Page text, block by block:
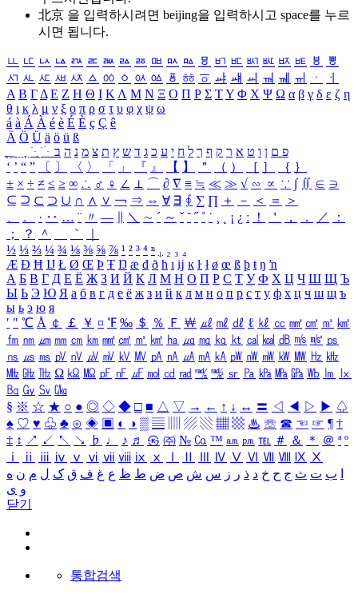
北京 을 입력하시려면 beijing을 입력하시고 space를 누르
시면 됩니다.
ㅥ ㅦ ㅧ ㅨ ㅩ ㅪ ㅫ ㅬ ㅭ ㅮ ㅯ ㅰ ㅱ ㅲ ㅳ ㅴ ㅵ ㅶ ㅷ ㅸ
ㅹ
ㅺ ㅻ ㅼ ㅽ ㅾ ㅿ ㆀ ㆁ ㆂ ㆃ ㆄ ㆅ ㆆ ㆇ ㆈ ㆉ ㆊ ㆋ ㆌ ㆍ
ㆎ
Α Β ΓΔ Ε Ζ Η Θ Ι ΚΛ Μ Ν Ξ Ο Π Ρ Σ ΤΥ Φ Χ Ψ Ω α β γ δ ε ζ η
θ ι κ λ μ ν ξ ο π ρ σ τ υ φ χ ψ ω
á à Á À é è É È ç Ç ê
Ä Ö Ü ä ö ü ß
ִֶֹ ֻּ ׁׂ פ ם ן ו ט א ר ק ף ך ל ח י ע כ ג ד ש ץ ת צ מ נ ה ב
‘ ’ “ ” 〔 〕 〈 〉 「 」 『 』 【 】 ＂ （ ） ［ ］ ｛ ｝
± × ÷ ≠ ≤ ≥ ∞ ∴ ♂ ♀ ∠ ⊥ ⌒ ∂ ∇ ≡ ≒ ≪ ≫ √ ∽ ∝ ∵ ∫ ∬ ∈ ∋
⊆ ⊇ ⊂ ⊃ ∪ ∩ ∧ ∨ ￢ ⇒ ⇔ ∀ ∃ ∮ ∑ ∏ ＋ － ＜ ＝
＞
、
。 · ‥ … ¨ 〃 ― ＼ ∼ ´ ～ ˇ ˘ ˝ ˚ ˙ ¸ ¡ ¿ ː ！ ＇ ， ． ／
：
；
？ ＾ ｀
½ ⅓ ⅔ ¼ ¾ ⅛ ⅜ ⅝ ⅞ ¹ ² ³ ⁴ ⁿ ₁ ₂ ₃ ₄
Æ Ð Ħ Ĳ Ł Ø Œ Þ Ŧ Ŋ æ đ ð ħ ı ĳ ĸ ŀ ł ø œ ß þ ŧ ŋ ŉ
А Б В Г Д Е Ё Ж З И Й К Л М Н О П Р С Т У Ф Х Ц Ч Ш Щ Ъ
Ы Ь Э Ю Я а б в г д е ё ж з и й к л м н о п р с т у ф х ц ч ш щ ъ
ы ь э ю я
′ ″ ℃ Å ￠ ￡ ￥ ¤ ℉ ‰ ＄ ％ Ｆ ￦ ㎕ ㎖ ㎗ ℓ ㎘ ㏄ ㎣ ㎤ ㎥ ㎦
㎙ ㎚ ㎛ ㎜ ㎝ ㎞ ㎟ ㎠ ㎡ ㎢ ㏊ ㎍ ㎎ ㎏ ㏏ ㎈ ㎉ ㏈ ㎧ ㎨ ㎰
㎱ ㎲ ㎳ ㎴ ㎵ ㎶ ㎷ ㎸ ㎹ ㎀ ㎁ ㎂ ㎃ ㎄ ㎺ ㎻ ㎽ ㎾ ㎿ ㎐ ㎑
㎒ ㎓ ㎔ Ω ㏀ ㏁ ㎊ ㎋ ㎌ ㏖ ㏅ ㎭ ㎮ ㎯ ㏛ ㎩ ㎪ ㎫ ㎬ ㏝ ㏐
㏓
㏃ ㏉ ㏜ ㏆
§ ※ ☆ ★ ○ ● ◎ ◇ ◆ □ ■ △ ▽ → ← ↑ ↓ ↔ 〓 ◁ ◀ ▷ ▶ ♤
♠ ♡ ♥ ♧ ♣ ⊙ ◈ ▣ ◐ ◑ ▒ ▤ ▨ ▧ ▦ ▩ ♨ ☏ ☎ ☜ ☞ ¶ †
‡ ↕ ↗ ↙ ↖ ↘ ♭ ♩ ♪ ♬ ㉿ ㈜ № ㏇ ™ ㏂ ㏘ ℡ ＃ ＆ ＊ ＠ ª º
ⅰ
ⅱ ⅲ ⅳ ⅴ ⅵ ⅶ ⅷ ⅸ ⅹ Ⅳ Ⅴ Ⅵ Ⅶ Ⅷ Ⅸ Ⅹ
ب ت ث ج ح خ د ذ ر ز س ش ص ض ط ظ ع غ ف ق ک ل م ن ه
و ی
닫기
통합검색